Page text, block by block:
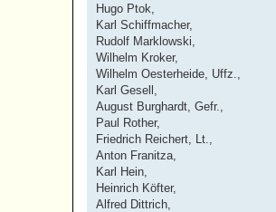
Hugo Ptok,
Karl Schiffmacher,
Rudolf Marklowski,
Wilhelm Kroker,
Wilhelm Oesterheide, Uffz.,
Karl Gesell,
August Burghardt, Gefr.,
Paul Rother,
Friedrich Reichert, Lt.,
Anton Franitza,
Karl Hein,
Heinrich Köfter,
Alfred Dittrich,